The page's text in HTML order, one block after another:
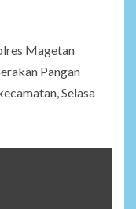
Magetan
Pangan
Selasa